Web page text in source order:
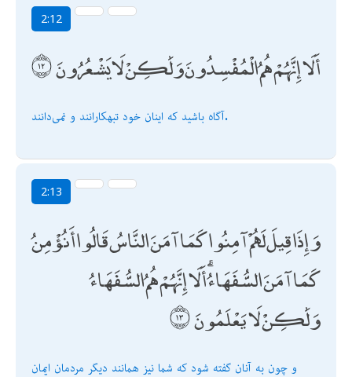
2:12
أَلَا إِنَّهُمْ هُمُ الْمُفْسِدُونَ وَلَٰكِنْ لَا يَشْعُرُونَ
آگاه باشيد كه اينان خود تبهكارانند و نمى‌دانند.
2:13
وَإِذَا قِيلَ لَهُمْ آمِنُوا كَمَا آمَنَ النَّاسُ قَالُوا أَنُؤْمِنُ
كَمَا آمَنَ السُّفَهَاءُ ۗ أَلَا إِنَّهُمْ هُمُ السُّفَهَاءُ
وَلَٰكِنْ لَا يَعْلَمُونَ
و چون به آنان گفته شود كه شما نيز همانند ديگر مردمان ايمان